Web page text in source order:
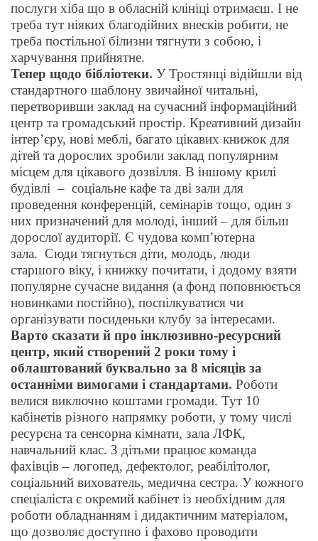
послуги хіба що в обласній клініці отримаєш. І не
треба тут ніяких благодійних внесків робити, не
треба постільної білизни тягнути з собою, і
харчування прийнятне.
Тепер щодо бібліотеки. У Тростянці відійшли від
стандартного шаблону звичайної читальні,
перетворивши заклад на сучасний інформаційний
центр та громадський простір. Креативний дизайн
інтер’єру, нові меблі, багато цікавих книжок для
дітей та дорослих зробили заклад популярним
місцем для цікавого дозвілля. В іншому крилі
будівлі – соціальне кафе та дві зали для
проведення конференцій, семінарів тощо, один з
них призначений для молоді, інший – для більш
дорослої аудиторії. Є чудова комп’ютерна
зала. Сюди тягнуться діти, молодь, люди
старшого віку, і книжку почитати, і додому взяти
популярне сучасне видання (а фонд поповнюється
новинками постійно), поспілкуватися чи
організувати посиденьки клубу за інтересами.
Варто сказати й про інклюзивно-ресурсний
центр, який створений 2 роки тому і
облаштований буквально за 8 місяців за
останніми вимогами і стандартами. Роботи
велися виключно коштами громади. Тут 10
кабінетів різного напрямку роботи, у тому числі
ресурсна та сенсорна кімнати, зала ЛФК,
навчальний клас. З дітьми працює команда
фахівців – логопед, дефектолог, реабілітолог,
соціальний вихователь, медична сестра. У кожного
спеціаліста є окремий кабінет із необхідним для
роботи обладнанням і дидактичним матеріалом,
що дозволяє доступно і фахово проводити